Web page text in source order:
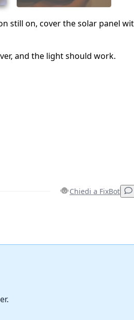
still on, cover the solar panel
and the light should work.
Chiedi a FixBot